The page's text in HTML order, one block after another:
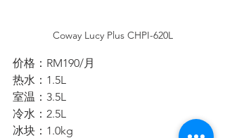
Coway Lucy Plus CHPI-620L
价格：RM190/月
热水：1.5L
室温：3.5L
冷水：2.5L
冰块：1.0kg